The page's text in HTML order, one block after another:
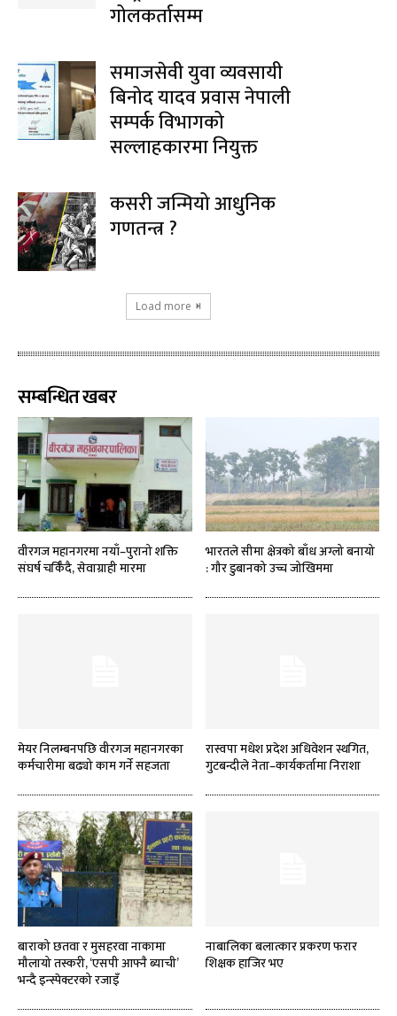
गोलकर्तासम्म
समाजसेवी युवा व्यवसायी
बिनोद यादव प्रवास नेपाली
सम्पर्क विभागको
सल्लाहकारमा नियुक्त
कसरी जन्मियो आधुनिक
गणतन्त्र ?
Load more
सम्बन्धित खबर
वीरगज महानगरमा नयाँ–पुरानो शक्ति
संघर्ष चर्किँदै, सेवाग्राही मारमा
भारतले सीमा क्षेत्रको बाँध अग्लो बनायो
: गौर डुबानको उच्च जोखिममा
मेयर निलम्बनपछि वीरगज महानगरका
कर्मचारीमा बढ्यो काम गर्ने सहजता
रास्वपा मधेश प्रदेश अधिवेशन स्थगित,
गुटबन्दीले नेता–कार्यकर्तामा निराशा
बाराको छतवा र मुसहरवा नाकामा
मौलायो तस्करी, ‘एसपी आफ्नै ब्याची’
भन्दै इन्स्पेक्टरको रजाइँ
नाबालिका बलात्कार प्रकरण फरार
शिक्षक हाजिर भए